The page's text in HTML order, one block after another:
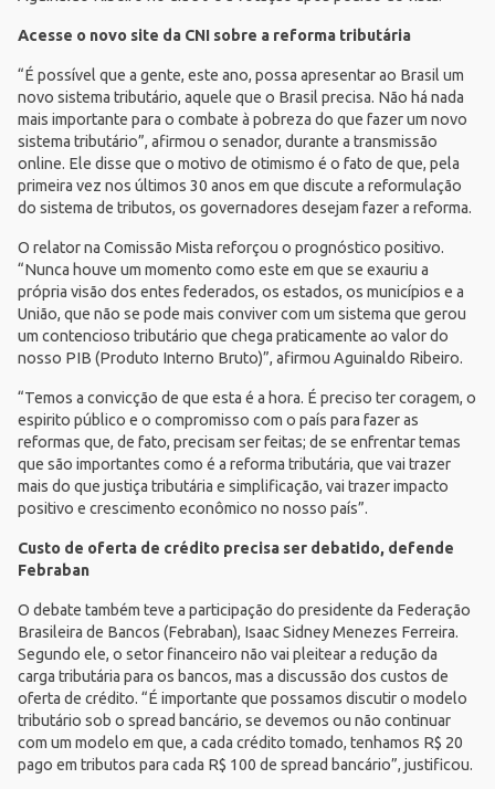
Acesse o novo site da CNI sobre a reforma tributária
“É possível que a gente, este ano, possa apresentar ao Brasil um
novo sistema tributário, aquele que o Brasil precisa. Não há nada
mais importante para o combate à pobreza do que fazer um novo
sistema tributário”, afirmou o senador, durante a transmissão
online. Ele disse que o motivo de otimismo é o fato de que, pela
primeira vez nos últimos 30 anos em que discute a reformulação
do sistema de tributos, os governadores desejam fazer a reforma.
O relator na Comissão Mista reforçou o prognóstico positivo.
“Nunca houve um momento como este em que se exauriu a
própria visão dos entes federados, os estados, os municípios e a
União, que não se pode mais conviver com um sistema que gerou
um contencioso tributário que chega praticamente ao valor do
nosso PIB (Produto Interno Bruto)”, afirmou Aguinaldo Ribeiro.
“Temos a convicção de que esta é a hora. É preciso ter coragem, o
espirito público e o compromisso com o país para fazer as
reformas que, de fato, precisam ser feitas; de se enfrentar temas
que são importantes como é a reforma tributária, que vai trazer
mais do que justiça tributária e simplificação, vai trazer impacto
positivo e crescimento econômico no nosso país”.
Custo de oferta de crédito precisa ser debatido, defende
Febraban
O debate também teve a participação do presidente da Federação
Brasileira de Bancos (Febraban), Isaac Sidney Menezes Ferreira.
Segundo ele, o setor financeiro não vai pleitear a redução da
carga tributária para os bancos, mas a discussão dos custos de
oferta de crédito. “É importante que possamos discutir o modelo
tributário sob o spread bancário, se devemos ou não continuar
com um modelo em que, a cada crédito tomado, tenhamos R$ 20
pago em tributos para cada R$ 100 de spread bancário”, justificou.